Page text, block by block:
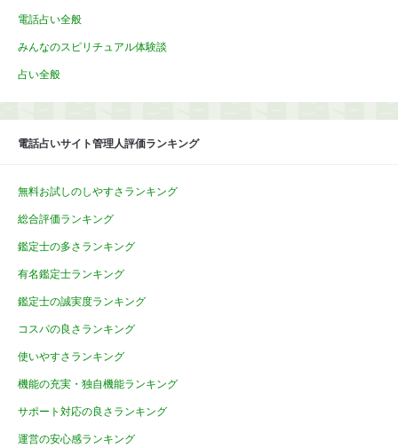
電話占い全般
みんなのスピリチュアル体験談
占い全般
電話占いサイト管理人評価ランキング
無料お試しのしやすさランキング
総合評価ランキング
鑑定士の多さランキング
有名鑑定士ランキング
鑑定士の誠実度ランキング
コスパの良さランキング
使いやすさランキング
機能の充実・独自機能ランキング
サポート対応の良さランキング
運営の安心感ランキング